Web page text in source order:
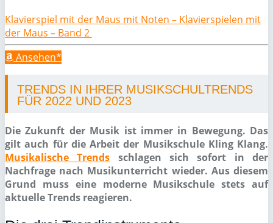
Klavierspiel mit der Maus mit Noten – Klavierspielen mit
der Maus – Band 2
Ansehen*
TRENDS IN IHRER MUSIKSCHULTRENDS
FÜR 2022 UND 2023
Die Zukunft der Musik ist immer in Bewegung. Das
gilt auch für die Arbeit der Musikschule Kling Klang.
Musikalische Trends schlagen sich sofort in der
Nachfrage nach Musikunterricht wieder. Aus diesem
Grund muss eine moderne Musikschule stets auf
aktuelle Trends reagieren.